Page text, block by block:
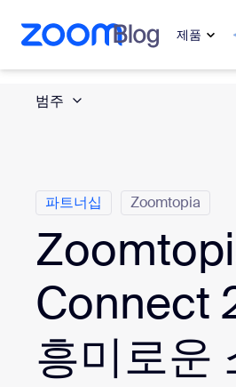
용으로 건너뛰기
팅으로 건너뛰기 제품
인기
Zoom 비즈니스 서비스
Zoom CX
Zoom AI
개발자
범주
파트너십 Zoomtopia
Connect
흥미로운